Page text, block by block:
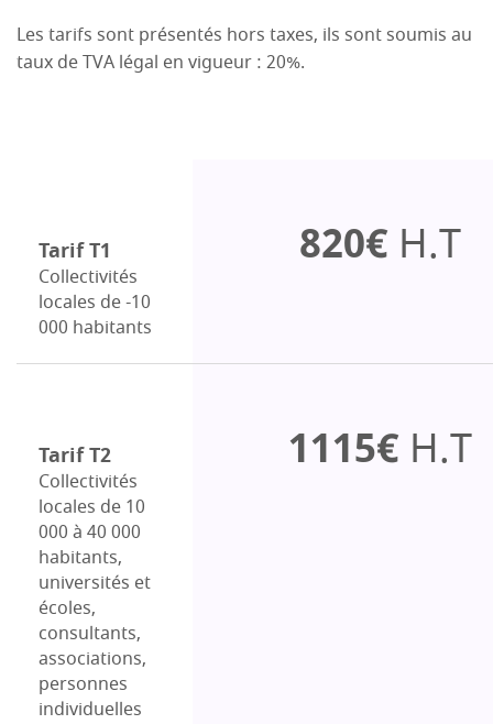
Les tarifs sont présentés hors taxes, ils sont soumis au
taux de TVA légal en vigueur : 20%.
Tarif T1
Collectivités
locales de -10
000 habitants
820€ H.T
Tarif T2
Collectivités
locales de 10
000 à 40 000
habitants,
universités et
écoles,
consultants,
associations,
personnes
individuelles
1115€ H.T